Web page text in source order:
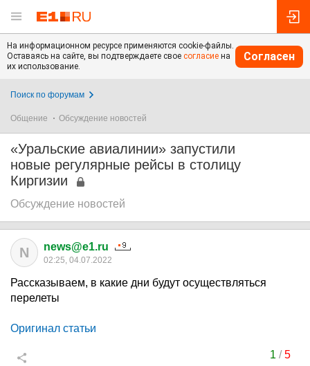
На информационном ресурсе применяются cookie-файлы.
Оставаясь на сайте, вы подтверждаете свое согласие на
их использование.
Согласен
Поиск по форумам
Общение Обсуждение новостей
«Уральские авиалинии» запустили
новые регулярные рейсы в столицу
Киргизии
Обсуждение новостей
N news@e1.ru
02:25, 04.07.2022
Рассказываем, в какие дни будут осуществляться
перелеты
Оригинал статьи
1 /5